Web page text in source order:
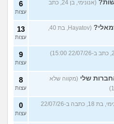
(אנונימי, בן 24, כתב
6
עצות
(Hayatov, בת 40,
13
עצות
9
עצות
שלי (מקווה שלא
8
עצות
(אנונימי, בת 18, כתבה ב-22/07/26
0
עצות